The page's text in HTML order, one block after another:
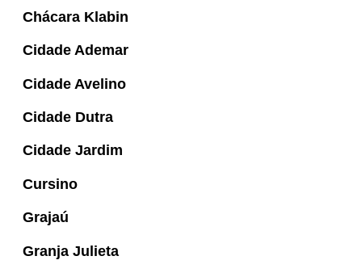
Chácara Klabin
Cidade Ademar
Cidade Avelino
Cidade Dutra
Cidade Jardim
Cursino
Grajaú
Granja Julieta